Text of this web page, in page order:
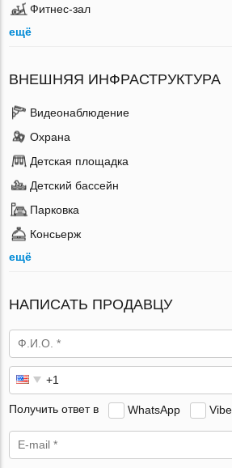
Фитнес-зал
ещё
ВНЕШНЯЯ ИНФРАСТРУКТУРА
Видеонаблюдение
Охрана
Детская площадка
Детский бассейн
Парковка
Консьерж
ещё
НАПИСАТЬ ПРОДАВЦУ
Получить ответ в WhatsApp